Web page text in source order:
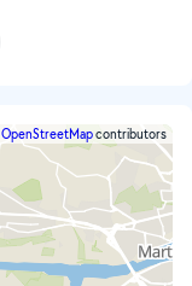
OpenStreetMapcontributors